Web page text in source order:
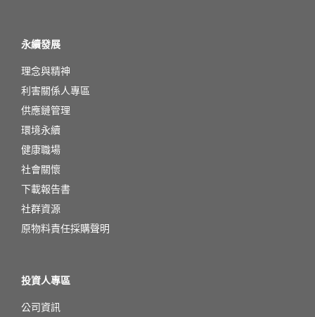
永續發展
理念與精神
利害關係人專區
供應鏈管理
環境永續
健康職場
社會關懷
下載報告書
社群資源
原物料責任採購聲明
投資人專區
公司資訊